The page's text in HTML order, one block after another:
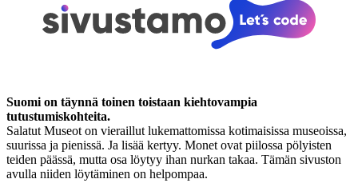
Suomi on täynnä toinen toistaan kiehtovampia
tutustumiskohteita.
Salatut Museot on vieraillut lukemattomissa kotimaisissa museoissa,
suurissa ja pienissä. Ja lisää kertyy. Monet ovat piilossa pölyisten
teiden päässä, mutta osa löytyy ihan nurkan takaa. Tämän sivuston
avulla niiden löytäminen on helpompaa.